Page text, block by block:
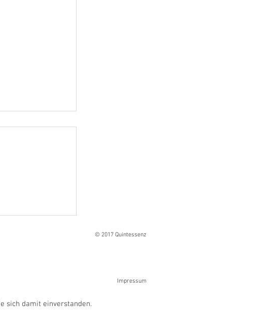
© 2017 Quintessenz
Impressum
sich damit einverstanden.